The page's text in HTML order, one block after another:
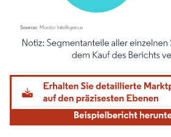
Bild © Mordor Intelligence. Wiederverwendung